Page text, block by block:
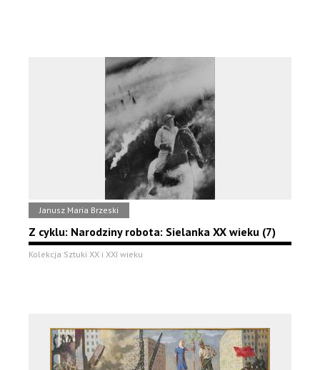
Janusz Maria Brzeski
Z cyklu: Narodziny robota: Sielanka XX wieku (7)
Kolekcja Sztuki XX i XXI wieku